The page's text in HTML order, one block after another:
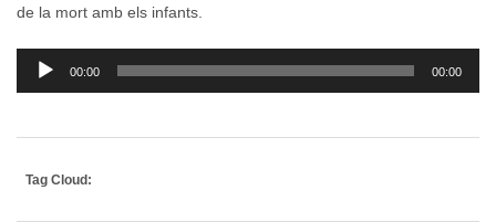
de la mort amb els infants.
Reproductor
d'àudio
00:00 00:00
Tag Cloud: